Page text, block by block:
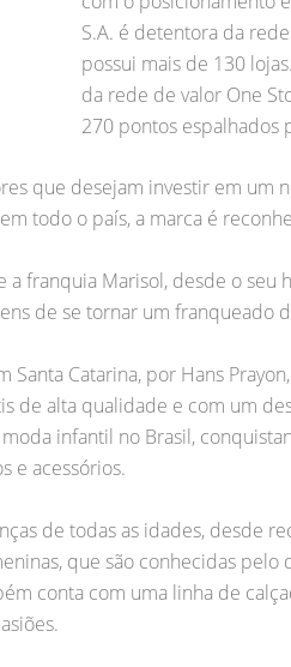
S.A. é detentora da
possui mais de 130
da rede de valor One
270 pontos espalhados
que desejam investir em um
todo o país, a marca é
franquia Marisol, desde o
de se tornar um franqueado
Santa Catarina, por Hans
alta qualidade e com um
infantil no Brasil,
e acessórios.
de todas as idades, desde
que são conhecidas
conta com uma linha de